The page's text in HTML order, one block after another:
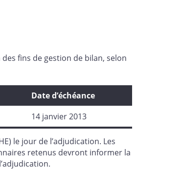
fins de gestion de bilan, selon
Date d’échéance
14 janvier 2013
le jour de l’adjudication. Les
retenus devront informer la